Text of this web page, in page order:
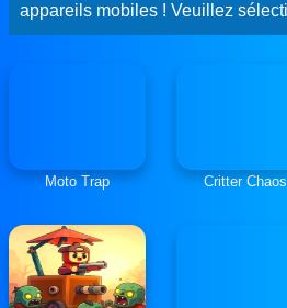
appareils mobiles ! Veuillez
Moto Trap Critter Chaos